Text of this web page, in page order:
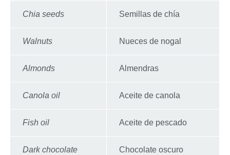
Chia seeds Semillas de chía
Walnuts Nueces de nogal
Almonds Almendras
Canola oil Aceite de canola
Fish oil Aceite de pescado
Dark chocolate Chocolate oscuro